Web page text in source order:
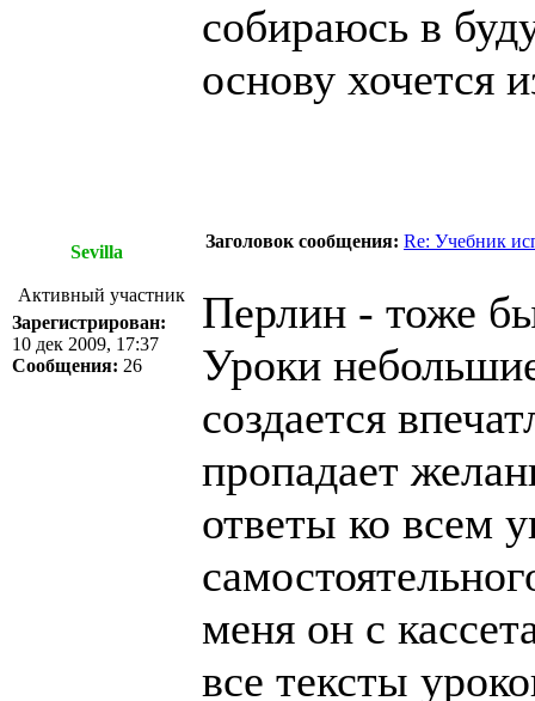
собираюсь в
основу хочется
Sevilla
Заголовок сообщения: Re: Учебник
Активный участник
Зарегистрирован:
10 дек 2009, 17:37
Сообщения: 26
Перлин - тоже
Уроки
создается
пропадает
ответы ко всем
меня он с
все тексты